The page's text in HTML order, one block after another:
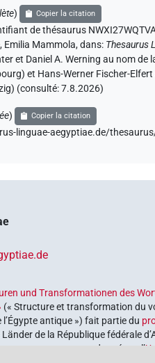
) Copier la citation
de thésaurus
, Emilia Mammola,dans: Thesaurus
et Daniel A. Werning au nom
et Hans-Werner Fischer-
(consulté:7.8.2026)
) Copier la citation
linguae-aegyptiae.de/
und Transformationen des
(« Structure et transformation du
antique ») fait partie du
de la République fédérale
programme est coordonné par l’